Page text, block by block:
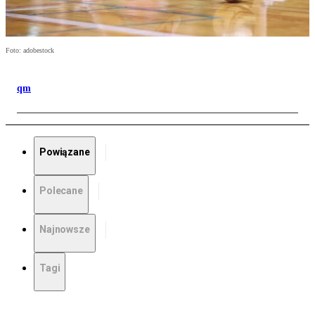
Foto: adobestock
qm
Powiązane
Polecane
Najnowsze
Tagi